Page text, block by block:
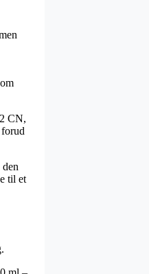
CN,
til et